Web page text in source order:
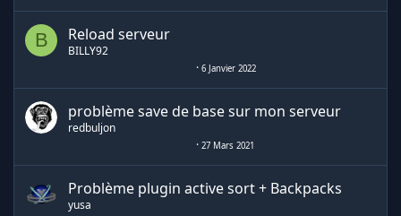
B Reload serveur
BILLY92
6 Janvier 2022
problème save de base sur mon serveur
redbuljon
27 Mars 2021
Problème plugin active sort + Backpacks
yusa